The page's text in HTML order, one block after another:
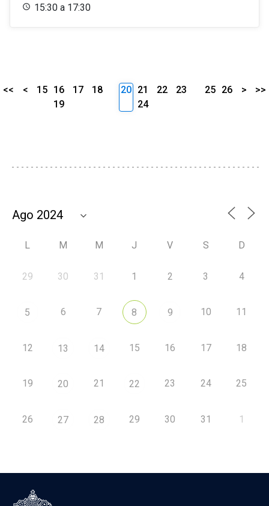
15:30 a 17:30
<< < 15 16 17
18
19
20 21 22
23
24
25 26 > >>
L M M J V S D
29 30 31 1 2 3 4
5 6 7 8 9 10 11
12 13 14 15 16 17 18
19 20 21 22 23 24 25
26 27 28 29 30 31 1